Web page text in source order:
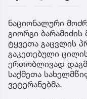
ნაციონალური
გიორგი
ტყვეთა გაცვლის
გაკეთებული
ერთობლივად
საქმეთა
ვეტერანებმა.